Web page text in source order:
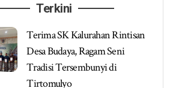
Terkini
Terima SK Kalurahan Rintisan
Desa Budaya, Ragam Seni
Tradisi Tersembunyi di
Tirtomulyo